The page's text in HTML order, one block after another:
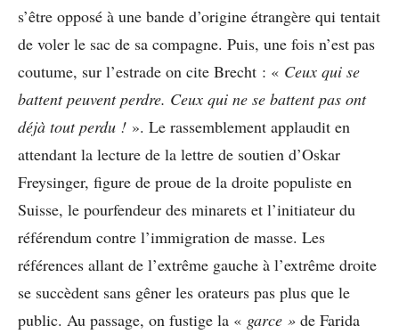
s’être opposé à une bande d’origine étrangère qui tentait
de voler le sac de sa compagne. Puis, une fois n’est pas
coutume, sur l’estrade on cite Brecht : « Ceux qui se
battent peuvent perdre. Ceux qui ne se battent pas ont
déjà tout perdu ! ». Le rassemblement applaudit en
attendant la lecture de la lettre de soutien d’Oskar
Freysinger, figure de proue de la droite populiste en
Suisse, le pourfendeur des minarets et l’initiateur du
référendum contre l’immigration de masse. Les
références allant de l’extrême gauche à l’extrême droite
se succèdent sans gêner les orateurs pas plus que le
public. Au passage, on fustige la « garce » de Farida